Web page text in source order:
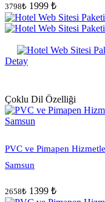
3798₺ 1999 ₺
Detay
Çoklu Dil Özelliği
PVC ve Pimapen
Samsun
2658₺ 1399 ₺